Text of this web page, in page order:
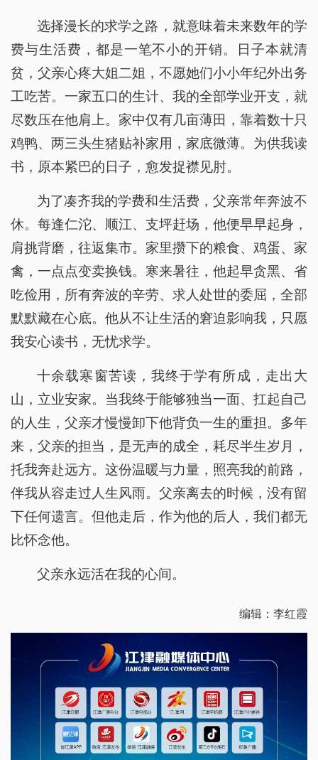
选择漫长的求学之路，就意味着未来数年的学
费与生活费，都是一笔不小的开销。日子本就清
贫，父亲心疼大姐二姐，不愿她们小小年纪外出务
工吃苦。一家五口的生计、我的全部学业开支，就
尽数压在他肩上。家中仅有几亩薄田，靠着数十只
鸡鸭、两三头生猪贴补家用，家底微薄。为供我读
书，原本紧巴的日子，愈发捉襟见肘。
为了凑齐我的学费和生活费，父亲常年奔波不
休。每逢仁沱、顺江、支坪赶场，他便早早起身，
肩挑背磨，往返集市。家里攒下的粮食、鸡蛋、家
禽，一点点变卖换钱。寒来暑往，他起早贪黑、省
吃俭用，所有奔波的辛劳、求人处世的委屈，全部
默默藏在心底。他从不让生活的窘迫影响我，只愿
我安心读书，无忧求学。
十余载寒窗苦读，我终于学有所成，走出大
山，立业安家。当我终于能够独当一面、扛起自己
的人生，父亲才慢慢卸下他背负一生的重担。多年
来，父亲的担当，是无声的成全，耗尽半生岁月，
托我奔赴远方。这份温暖与力量，照亮我的前路，
伴我从容走过人生风雨。父亲离去的时候，没有留
下任何遗言。但他走后，作为他的后人，我们都无
比怀念他。
父亲永远活在我的心间。
编辑：李红霞